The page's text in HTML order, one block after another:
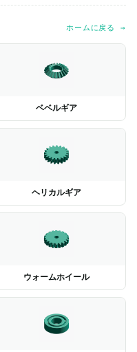
ホームに戻る →
ベベルギア
ヘリカルギア
ウォームホイール